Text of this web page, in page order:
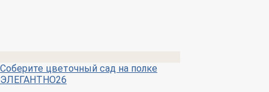
Соберите цветочный сад на полке
ЭЛЕГАНТНО26